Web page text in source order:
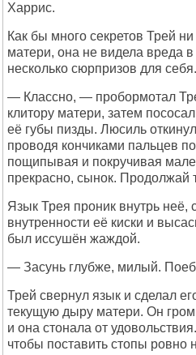
Харрис.
Как бы много секретов Трей
матери, она не видела вреда
несколько сюрпризов для себя.
— Классно, — пробормотал
клитору матери, затем
её губы пизды. Люсиль
проводя кончиками пальцев
пощипывая и покручивая
прекрасно, сынок. Продолжай
Язык Трея проник внутрь неё,
внутренности её киски и
был иссушён жаждой.
— Засунь глубже, милый.
Трей свернул язык и сделал
текущую дыру матери. Он
и она стонала от
чтобы поставить стопы ровно